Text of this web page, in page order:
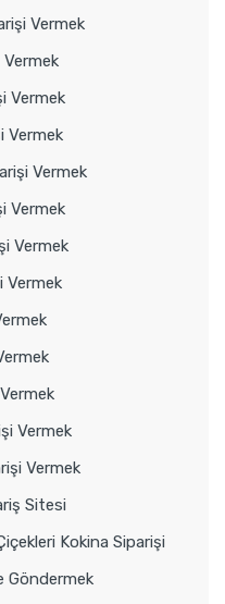
Vermek
Vermek
Vermek
Vermek
Vermek
Vermek
Vermek
Vermek
Vermek
Vermek
Sitesi
Kokina Siparişi
Göndermek